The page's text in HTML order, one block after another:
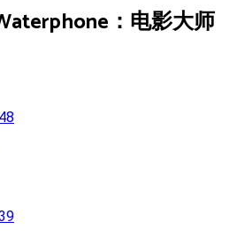
：电影大师